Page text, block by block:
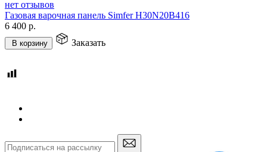
нет отзывов
Газовая варочная панель Simfer H30N20B416
6 400 р.
В корзину Заказать